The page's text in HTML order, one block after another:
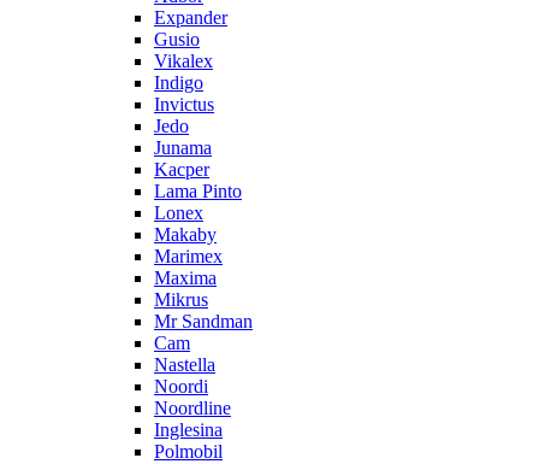
Expander
Gusio
Vikalex
Indigo
Invictus
Jedo
Junama
Kacper
Lama Pinto
Lonex
Makaby
Marimex
Maxima
Mikrus
Mr Sandman
Cam
Nastella
Noordi
Noordline
Inglesina
Polmobil